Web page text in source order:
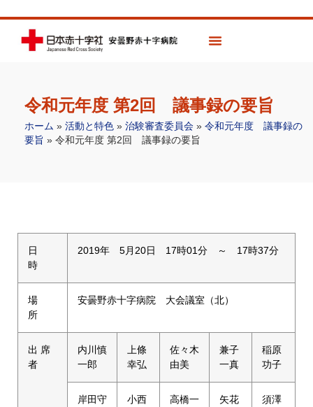
令和元年度 第2回 議事録の要旨
ホーム » 活動と特色 » 治験審査委員会 » 令和元年度 議事録の
要旨 » 令和元年度 第2回 議事録の要旨
日
時
2019年 5月20日 17時01分 ～ 17時37分
場
所
安曇野赤十字病院 大会議室（北）
出 席
者
内川慎
一郎
上條
幸弘
佐々木
由美
兼子
一真
稲原
功子
岸田守
小西
高橋一
矢花
須澤